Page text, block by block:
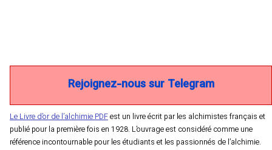
Rejoignez-nous sur Telegram
Le Livre d’or de l’alchimie PDFest un livre écrit par les alchimistes français et
publié pour la première fois en 1928. L’ouvrage est considéré comme une
référence incontournable pour les étudiants et les passionnés de l’alchimie.